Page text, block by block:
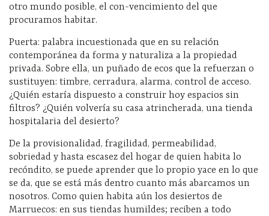
otro mundo posible, el con-vencimiento del que
procuramos habitar.
Puerta: palabra incuestionada que en su relación
contemporánea da forma y naturaliza a la propiedad
privada. Sobre ella, un puñado de ecos que la refuerzan o
sustituyen: timbre, cerradura, alarma, control de acceso.
¿Quién estaría dispuesto a construir hoy espacios sin
filtros? ¿Quién volvería su casa atrincherada, una tienda
hospitalaria del desierto?
De la provisionalidad, fragilidad, permeabilidad,
sobriedad y hasta escasez del hogar de quien habita lo
recóndito, se puede aprender que lo propio yace en lo que
se da, que se está más dentro cuanto más abarcamos un
nosotros. Como quien habita aún los desiertos de
Marruecos: en sus tiendas humildes; reciben a todo